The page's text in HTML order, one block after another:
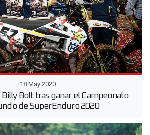
18 May 2020
Bolt tras ganar el Campeonato
de SuperEnduro 2020